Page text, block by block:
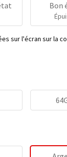
Bon
sur l'écran sur la